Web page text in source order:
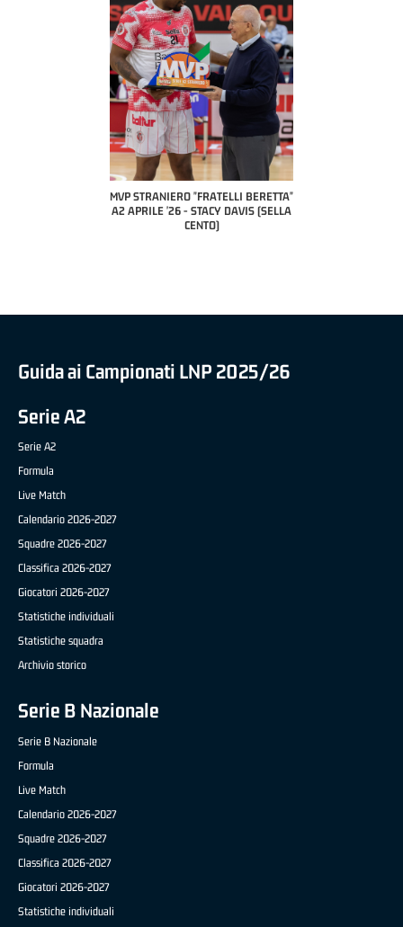
MVP STRANIERO "FRATELLI BERETTA"
A2 APRILE '26 - STACY DAVIS (SELLA
CENTO)
Guida ai Campionati LNP 2025/26
Serie A2
Serie A2
Formula
Live Match
Calendario 2026-2027
Squadre 2026-2027
Classifica 2026-2027
Giocatori 2026-2027
Statistiche individuali
Statistiche squadra
Archivio storico
Serie B Nazionale
Serie B Nazionale
Formula
Live Match
Calendario 2026-2027
Squadre 2026-2027
Classifica 2026-2027
Giocatori 2026-2027
Statistiche individuali